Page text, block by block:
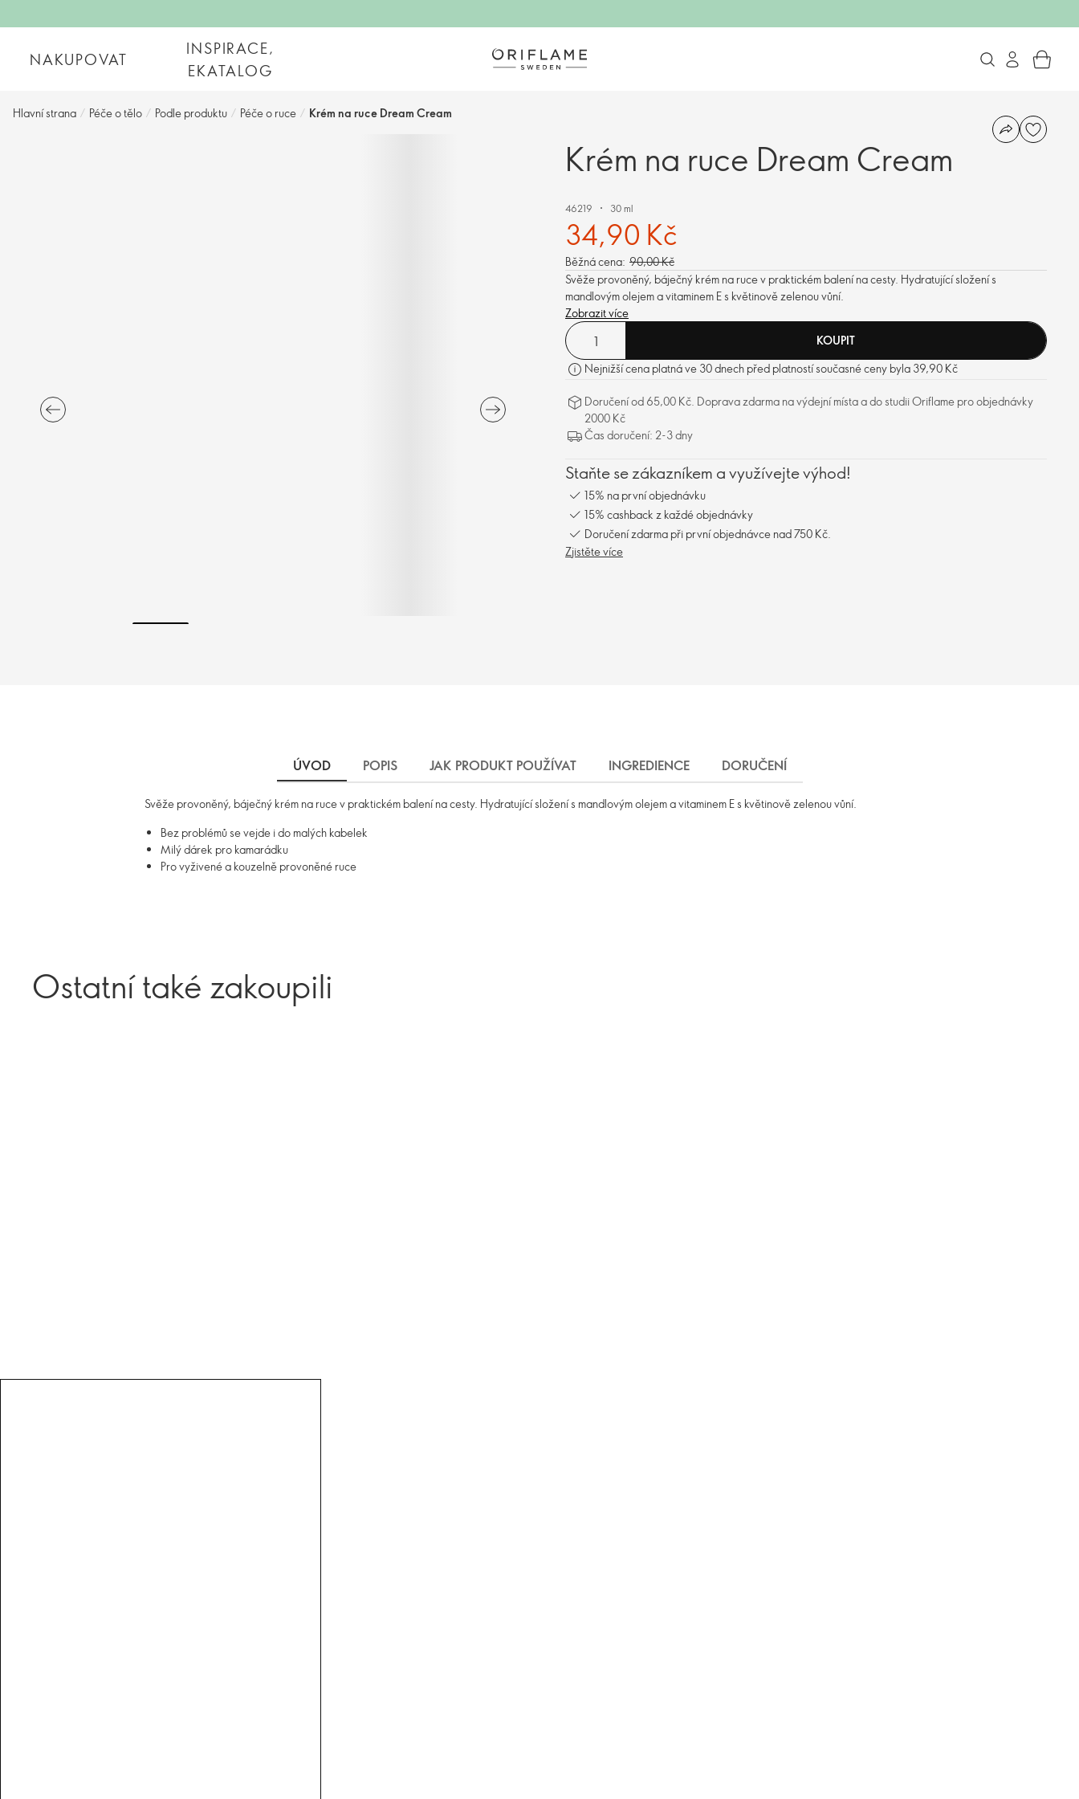
NAKUPOVAT
INSPIRACE,
EKATALOG
Hlavní strana / Péče o tělo / Podle produktu / Péče o ruce / Krém na ruce Dream Cream
Krém na ruce Dream Cream
46219 30 ml
34,90 Kč
Běžná cena: 90,00 Kč
Svěže provoněný, báječný krém na ruce v praktickém balení na cesty. Hydratující složení s
mandlovým olejem a vitaminem E s květinově zelenou vůní.
Zobrazit více
KOUPIT
Nejnižší cena platná ve 30 dnech před platností současné ceny byla 39,90 Kč
Doručení od 65,00 Kč. Doprava zdarma na výdejní místa a do studii Oriflame pro objednávky
2000 Kč
Čas doručení: 2-3 dny
Staňte se zákazníkem a využívejte výhod!
15% na první objednávku
15% cashback z každé objednávky
Doručení zdarma při první objednávce nad 750 Kč.
Zjistěte více
ÚVOD POPIS JAK PRODUKT POUŽÍVAT INGREDIENCE DORUČENÍ
Svěže provoněný, báječný krém na ruce v praktickém balení na cesty. Hydratující složení s mandlovým olejem a vitaminem E s květinově zelenou vůní.
Bez problémů se vejde i do malých kabelek
Milý dárek pro kamarádku
Pro vyživené a kouzelně provoněné ruce
Ostatní také zakoupili